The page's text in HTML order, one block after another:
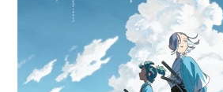
実
今期アニメ曜日別一覧